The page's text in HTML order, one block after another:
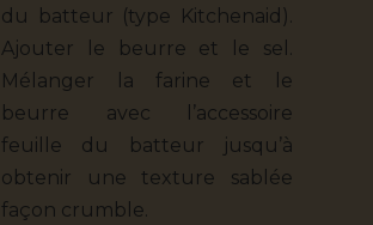
du batteur (type Kitchenaid).
Ajouter le beurre et le sel.
Mélanger la farine et le
beurre avec l’accessoire
feuille du batteur jusqu’à
obtenir une texture sablée
façon crumble.